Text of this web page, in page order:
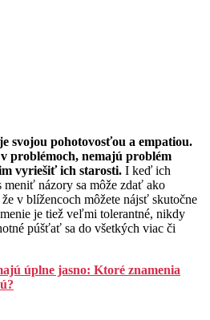
svojou pohotovosťou a empatiou.
problémoch, nemajú problém
vyriešiť ich starosti. I keď ich
meniť názory sa môže zdať ako
v blížencoch môžete nájsť skutočne
je tiež veľmi tolerantné, nikdy
púšťať sa do všetkých viac či
úplne jasno: Ktoré znamenia